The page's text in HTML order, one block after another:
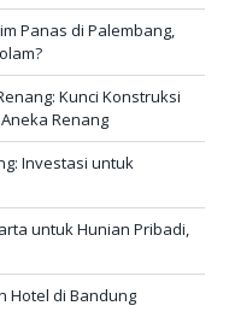
Panas di Palembang,
Kunci Konstruksi
Renang
Investasi untuk
untuk Hunian Pribadi,
Hotel di Bandung